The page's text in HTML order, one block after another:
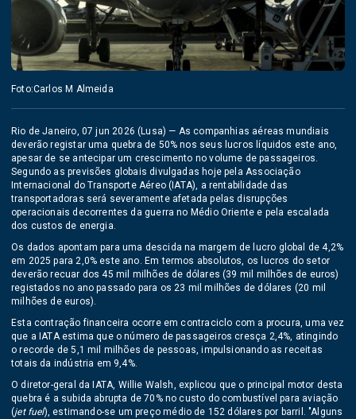
Foto:Carlos M Almeida
Rio de Janeiro, 07 jun 2026 (Lusa) — As companhias aéreas mundiais
deverão registar uma quebra de 50% nos seus lucros líquidos este ano,
apesar de se antecipar um crescimento no volume de passageiros.
Segundo as previsões globais divulgadas hoje pela Associação
Internacional do Transporte Aéreo (IATA), a rentabilidade das
transportadoras será severamente afetada pelas disrupções
operacionais decorrentes da guerra no Médio Oriente e pela escalada
dos custos de energia.
Os dados apontam para uma descida na margem de lucro global de 4,2%
em 2025 para 2,0% este ano. Em termos absolutos, os lucros do setor
deverão recuar dos 45 mil milhões de dólares (39 mil milhões de euros)
registados no ano passado para os 23 mil milhões de dólares (20 mil
milhões de euros).
Esta contração financeira ocorre em contraciclo com a procura, uma vez
que a IATA estima que o número de passageiros cresça 2,4%, atingindo
o recorde de 5,1 mil milhões de pessoas, impulsionando as receitas
totais da indústria em 9,4%.
O diretor-geral da IATA, Willie Walsh, explicou que o principal motor desta
quebra é a subida abrupta de 70% no custo do combustível para aviação
(jet fuel), estimando-se um preço médio de 152 dólares por barril. "Alguns